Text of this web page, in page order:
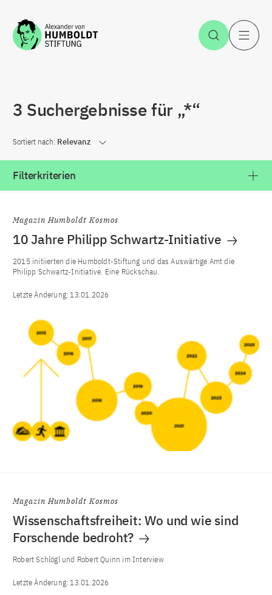
Zum Inhalt springen Suche
3 Suchergebnisse für „*“
Sortiert nach: Relevanz
Filterkriterien
Magazin Humboldt Kosmos
10 Jahre Philipp Schwartz-Initiative
2015 initiierten die Humboldt-Stiftung und das Auswärtige Amt die
Philipp Schwartz-Initiative. Eine Rückschau.
Letzte Änderung:13.01.2026
Magazin Humboldt Kosmos
Wissenschaftsfreiheit: Wo und wie sind
Forschende bedroht?
Robert Schlögl und Robert Quinn im Interview
Letzte Änderung:13.01.2026